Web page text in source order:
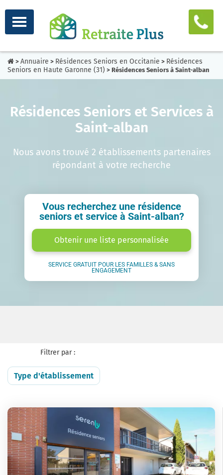
> Annuaire > Résidences Seniors en Occitanie > Résidences
Seniors en Haute Garonne (31) > Résidences Seniors à Saint-alban
Résidences Seniors et Services à
Saint-alban
Nous avons trouvé 2 établissements partenaires
répondant à votre recherche
Vous recherchez une résidence
seniors et service à Saint-alban?
Obtenir une liste personnalisée
SERVICE GRATUIT POUR LES FAMILLES & SANS
ENGAGEMENT
Filtrer par :
Type d'établissement